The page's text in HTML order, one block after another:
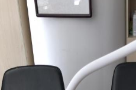
Máy siêu âm
Máy quét siêu âm cầm tay
Máy siêu âm thú y